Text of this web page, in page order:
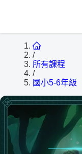
/
所有課程
/
國小5-6年級